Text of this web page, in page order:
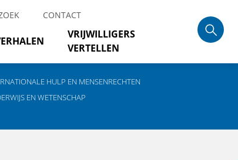
CONTACT
VRIJWILLIGERS
VERTELLEN
HULP EN MENSENRECHTEN
EN WETENSCHAP